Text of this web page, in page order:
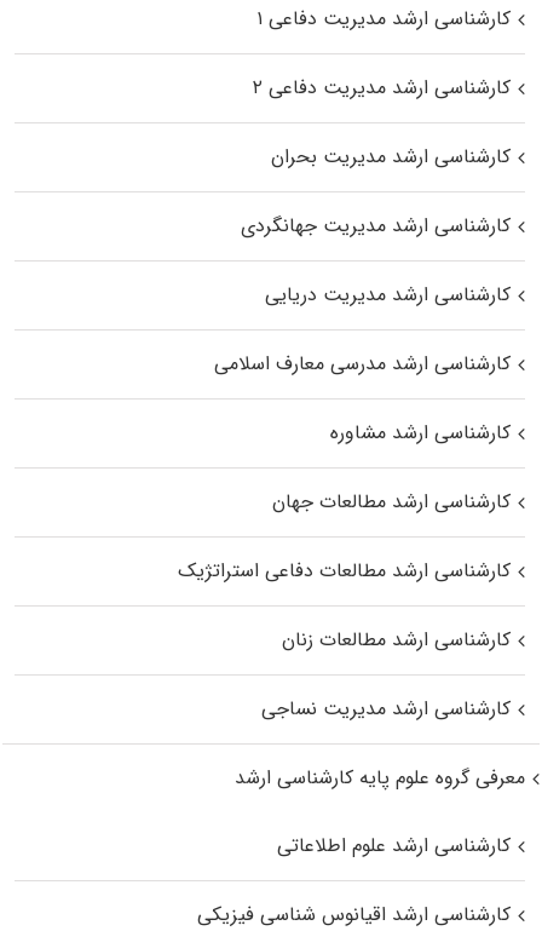
کارشناسی ارشد مدیریت دفاعی ۱
کارشناسی ارشد مدیریت دفاعی ۲
کارشناسی ارشد مدیریت بحران
کارشناسی ارشد مدیریت جهانگردی
کارشناسی ارشد مدیریت دریایی
کارشناسی ارشد مدرسی معارف اسلامی
کارشناسی ارشد مشاوره
کارشناسی ارشد مطالعات جهان
کارشناسی ارشد مطالعات دفاعی استراتژیک
کارشناسی ارشد مطالعات زنان
کارشناسی ارشد مدیریت نساجی
معرفی گروه علوم پایه کارشناسی ارشد
کارشناسی ارشد علوم اطلاعاتی
کارشناسی ارشد اقیانوس‌ شناسی فیزیکی